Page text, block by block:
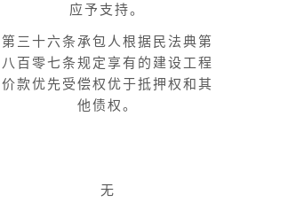
应予支持。
第三十六条承包人根据民法典第
八百零七条规定享有的建设工程
价款优先受偿权优于抵押权和其
他债权。
无